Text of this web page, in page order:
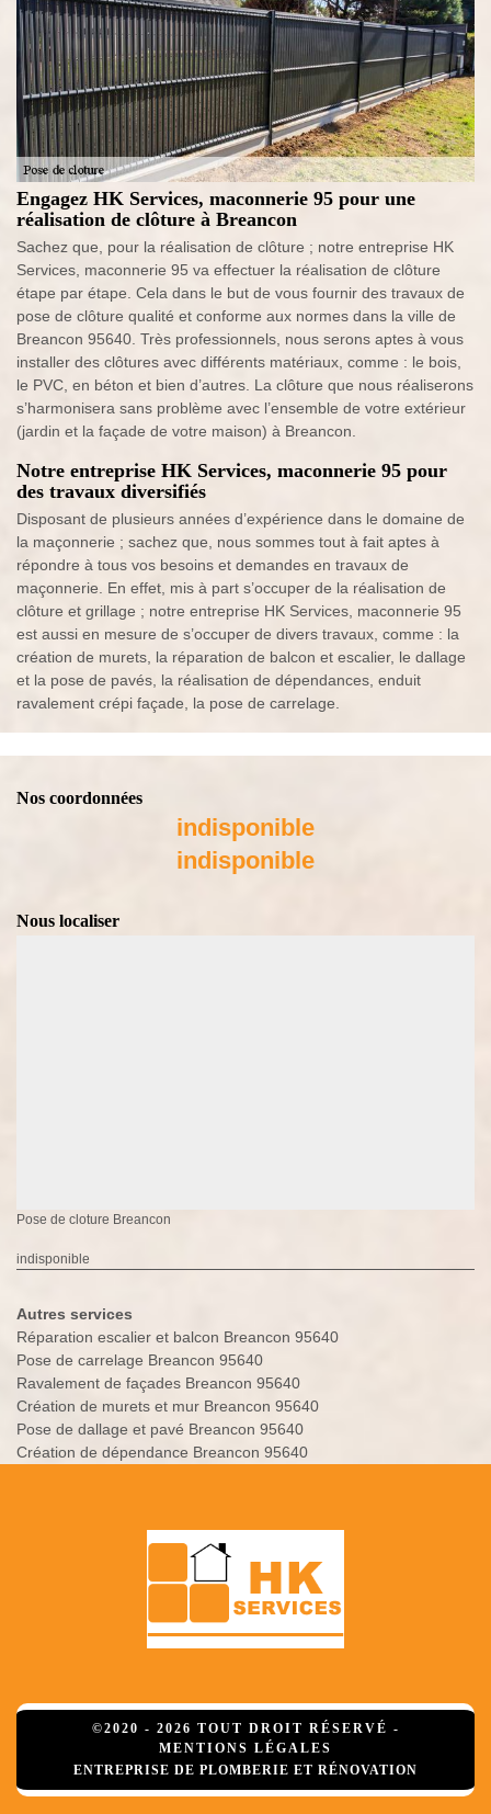
Engagez HK Services, maconnerie 95 pour une
réalisation de clôture à Breancon
Sachez que, pour la réalisation de clôture ; notre entreprise HK
Services, maconnerie 95 va effectuer la réalisation de clôture
étape par étape. Cela dans le but de vous fournir des travaux de
pose de clôture qualité et conforme aux normes dans la ville de
Breancon 95640. Très professionnels, nous serons aptes à vous
installer des clôtures avec différents matériaux, comme : le bois,
le PVC, en béton et bien d’autres. La clôture que nous réaliserons
s’harmonisera sans problème avec l’ensemble de votre extérieur
(jardin et la façade de votre maison) à Breancon.
Notre entreprise HK Services, maconnerie 95 pour
des travaux diversifiés
Disposant de plusieurs années d’expérience dans le domaine de
la maçonnerie ; sachez que, nous sommes tout à fait aptes à
répondre à tous vos besoins et demandes en travaux de
maçonnerie. En effet, mis à part s’occuper de la réalisation de
clôture et grillage ; notre entreprise HK Services, maconnerie 95
est aussi en mesure de s’occuper de divers travaux, comme : la
création de murets, la réparation de balcon et escalier, le dallage
et la pose de pavés, la réalisation de dépendances, enduit
ravalement crépi façade, la pose de carrelage.
Nos coordonnées
indisponible
indisponible
Nous localiser
Pose de cloture Breancon
indisponible
Autres services
Réparation escalier et balcon Breancon 95640
Pose de carrelage Breancon 95640
Ravalement de façades Breancon 95640
Création de murets et mur Breancon 95640
Pose de dallage et pavé Breancon 95640
Création de dépendance Breancon 95640
©2020 - 2026 TOUT DROIT RÉSERVÉ -
MENTIONS LÉGALES
ENTREPRISE DE PLOMBERIE ET RÉNOVATION